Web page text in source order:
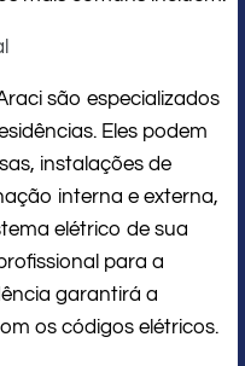
são especializados
Eles podem
instalações de
interna e externa,
elétrico de sua
para a
garantirá a
os códigos elétricos.